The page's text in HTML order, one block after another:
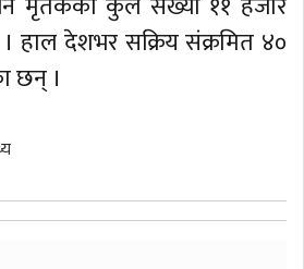
हाल देशभर सक्रिय संक्रमित ४०
छन् ।